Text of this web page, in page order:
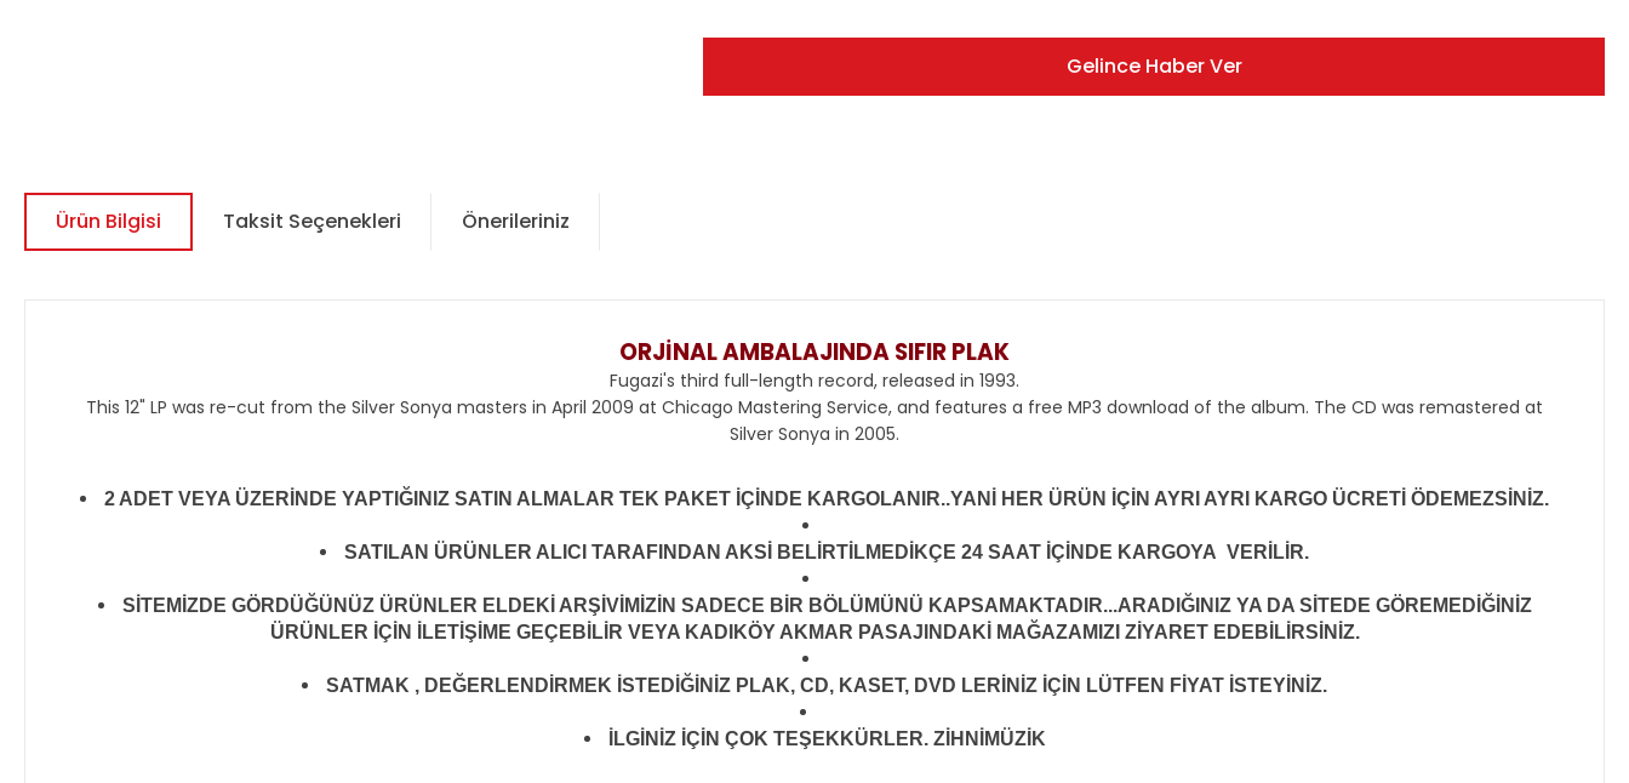
Gelince Haber Ver
Ürün Bilgisi Taksit Seçenekleri Önerileriniz
ORJİNAL AMBALAJINDA SIFIR PLAK
Fugazi's third full-length record, released in 1993.
This 12" LP was re-cut from the Silver Sonya masters in April 2009 at Chicago Mastering Service, and features a free MP3 download of the album. The CD was remastered at
Silver Sonya in 2005.
2 ADET VEYA ÜZERİNDE YAPTIĞINIZ SATIN ALMALAR TEK PAKET İÇİNDE KARGOLANIR..YANİ HER ÜRÜN İÇİN AYRI AYRI KARGO ÜCRETİ ÖDEMEZSİNİZ.
SATILAN ÜRÜNLER ALICI TARAFINDAN AKSİ BELİRTİLMEDİKÇE 24 SAAT İÇİNDE KARGOYA VERİLİR.
SİTEMİZDE GÖRDÜĞÜNÜZ ÜRÜNLER ELDEKİ ARŞİVİMİZİN SADECE BİR BÖLÜMÜNÜ KAPSAMAKTADIR...ARADIĞINIZ YA DA SİTEDE GÖREMEDİĞİNİZ
ÜRÜNLER İÇİN İLETİŞİME GEÇEBİLİR VEYA KADIKÖY AKMAR PASAJINDAKİ MAĞAZAMIZI ZİYARET EDEBİLİRSİNİZ.
SATMAK , DEĞERLENDİRMEK İSTEDİĞİNİZ PLAK, CD, KASET, DVD LERİNİZ İÇİN LÜTFEN FİYAT İSTEYİNİZ.
İLGİNİZ İÇİN ÇOK TEŞEKKÜRLER. ZİHNİMÜZİK